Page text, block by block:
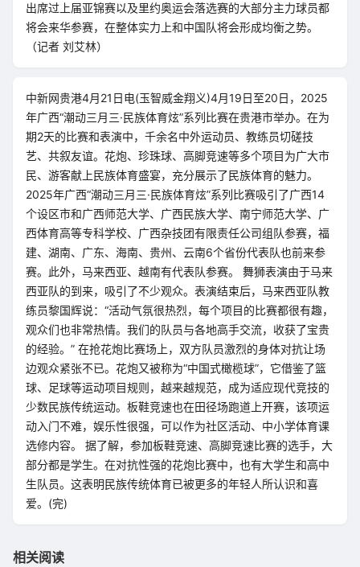
出席过上届亚锦赛以及里约奥运会落选赛的大部分主力球员都
将会来华参赛，在整体实力上和中国队将会形成均衡之势。
（记者 刘艾林）
中新网贵港4月21日电(玉智威金翔义)4月19日至20日，2025
年广西“潮动三月三·民族体育炫”系列比赛在贵港市举办。在为
期2天的比赛和表演中，千余名中外运动员、教练员切磋技
艺、共叙友谊。花炮、珍珠球、高脚竞速等多个项目为广大市
民、游客献上民族体育盛宴，充分展示了民族体育的魅力。
2025年广西“潮动三月三·民族体育炫”系列比赛吸引了广西14
个设区市和广西师范大学、广西民族大学、南宁师范大学、广
西体育高等专科学校、广西杂技团有限责任公司组队参赛，福
建、湖南、广东、海南、贵州、云南6个省份代表队也前来参
赛。此外，马来西亚、越南有代表队参赛。 舞狮表演由于马来
西亚队的到来，吸引了不少观众。表演结束后，马来西亚队教
练员黎国辉说：“活动气氛很热烈，每个项目的比赛都很有趣，
观众们也非常热情。我们的队员与各地高手交流，收获了宝贵
的经验。” 在抢花炮比赛场上，双方队员激烈的身体对抗让场
边观众紧张不已。花炮又被称为“中国式橄榄球”，它借鉴了篮
球、足球等运动项目规则，越来越规范，成为适应现代竞技的
少数民族传统运动。板鞋竞速也在田径场跑道上开赛，该项运
动入门不难，娱乐性很强，可以作为社区活动、中小学体育课
选修内容。 据了解，参加板鞋竞速、高脚竞速比赛的选手，大
部分都是学生。在对抗性强的花炮比赛中，也有大学生和高中
生队员。这表明民族传统体育已被更多的年轻人所认识和喜
爱。(完)
相关阅读